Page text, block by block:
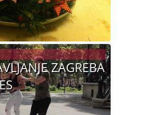
ZAGREBA